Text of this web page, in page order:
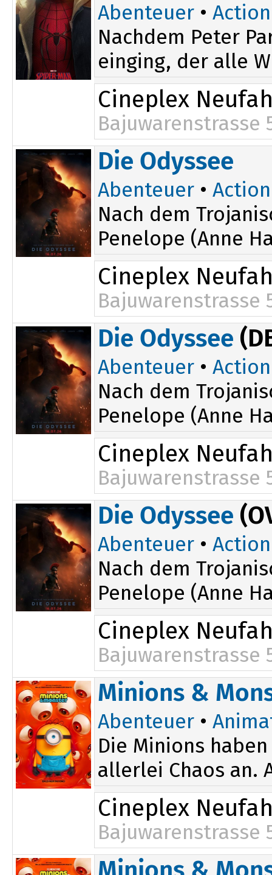
Abenteuer • Action
Nachdem Peter
einging, der alle
Cineplex
Bajuwarenstrasse
19:25
Die Odyssee
Abenteuer • Action
Nach dem
Penelope (Anne
Cineplex
Bajuwarenstrasse
14:40
16:50
19:00
Die Odyssee
Abenteuer • Action
Nach dem
Penelope (Anne
Cineplex
Bajuwarenstrasse
19:50
Die Odyssee
Abenteuer • Action
Nach dem
Penelope (Anne
Cineplex
Bajuwarenstrasse
19:40
Minions &
Abenteuer •
Die Minions
allerlei Chaos an.
Cineplex
Bajuwarenstrasse
15:45
18:05
19:30